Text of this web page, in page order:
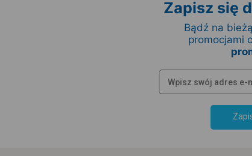
Zapisz się
Bądź na
promocjami